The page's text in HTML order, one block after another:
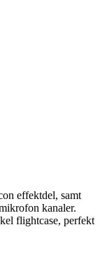
effektdel, samt
kanaler.
flightcase, perfekt